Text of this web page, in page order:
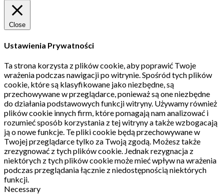
Close
Ustawienia Prywatności
Ta strona korzysta z plików cookie, aby poprawić Twoje
wrażenia podczas nawigacji po witrynie.Spośród tych plików
cookie, które są klasyfikowane jako niezbędne, są
przechowywane w przeglądarce, ponieważ są one niezbędne
do działania podstawowych funkcji witryny. Używamy również
plików cookie innych firm, które pomagają nam analizować i
rozumieć sposób korzystania z tej witryny a także wzbogacają
ją o nowe funkcje. Te pliki cookie będą przechowywane w
Twojej przeglądarce tylko za Twoją zgodą. Możesz także
zrezygnować z tych plików cookie. Jednak rezygnacja z
niektórych z tych plików cookie może mieć wpływ na wrażenia
podczas przeglądania łącznie z niedostępnością niektórych
funkcji.
Necessary